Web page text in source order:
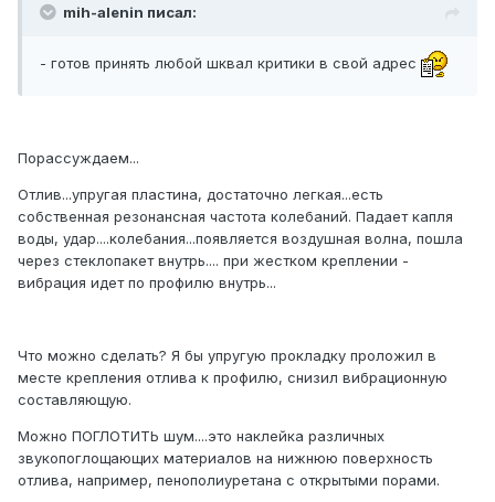
mih-alenin писал:
- готов принять любой шквал критики в свой адрес
Порассуждаем...
Отлив...упругая пластина, достаточно легкая...есть
собственная резонансная частота колебаний. Падает капля
воды, удар....колебания...появляется воздушная волна, пошла
через стеклопакет внутрь.... при жестком креплении -
вибрация идет по профилю внутрь...
Что можно сделать? Я бы упругую прокладку проложил в
месте крепления отлива к профилю, снизил вибрационную
составляющую.
Можно ПОГЛОТИТЬ шум....это наклейка различных
звукопоглощающих материалов на нижнюю поверхность
отлива, например, пенополиуретана с открытыми порами.